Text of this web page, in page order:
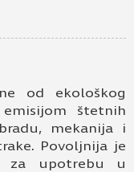
od ekološkog
štetnih
mekanija i
Povoljnija je
za upotrebu u